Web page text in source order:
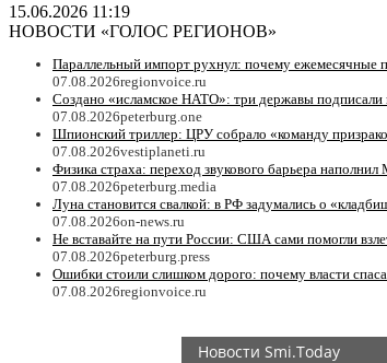
15.06.2026 11:19
НОВОСТИ «ГОЛОС РЕГИОНОВ»
Параллельный импорт рухнул: почему ежемесячные
07.08.2026regionvoice.ru
Создано «исламское НАТО»: три державы подписали
07.08.2026peterburg.one
Шпионский триллер: ЦРУ собрало «команду
07.08.2026vestiplaneti.ru
Физика страха: переход звукового барьера
07.08.2026peterburg.media
Луна становится свалкой: в РФ задумались о
07.08.2026on-news.ru
Не вставайте на пути России: США сами помогли
07.08.2026peterburg.press
Ошибки стоили слишком дорого: почему власти
07.08.2026regionvoice.ru